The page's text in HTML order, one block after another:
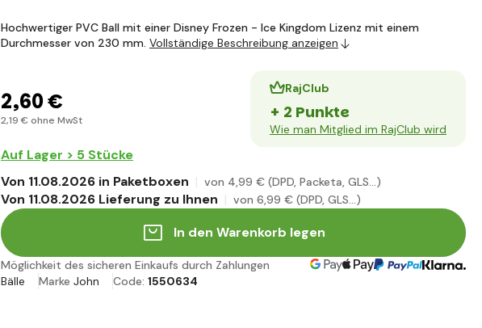
Hochwertiger PVC Ball mit einer Disney Frozen - Ice Kingdom Lizenz mit einem
Durchmesser von 230 mm. Vollständige Beschreibung anzeigen
2,60 €
2,19 € ohne MwSt
RajClub
+ 2 Punkte
Wie man Mitglied im RajClub wird
Auf Lager > 5 Stücke
Von 11.08.2026 in Paketboxen
von 4,99 € (DPD, Packeta, GLS...)
Von 11.08.2026 Lieferung zu Ihnen von 6,99 € (DPD, GLS...)
In den Warenkorb legen
Möglichkeit des sicheren Einkaufs durch Zahlungen
Bälle
Marke John Code: 1550634